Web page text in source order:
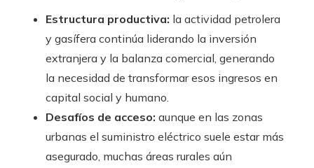
Estructura productiva: la actividad petrolera
y gasífera continúa liderando la inversión
extranjera y la balanza comercial, generando
la necesidad de transformar esos ingresos en
capital social y humano.
Desafíos de acceso: aunque en las zonas
urbanas el suministro eléctrico suele estar más
asegurado, muchas áreas rurales aún